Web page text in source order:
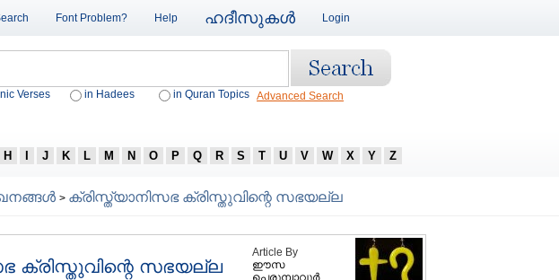
Font Problem? Help ഹദീസുകള്‍ Login
Verses in Hadees in Quran Topics Advanced Search
H J K L M N O P Q R S T U V W X Y Z
> ക്രിസ്ത്യാനിസഭ ക്രിസ്തുവിന്റെ സഭയല്ല
ക്രിസ്തുവിന്റെ സഭയല്ല
Article By
ഈസ
പെരുമ്പാവൂര്‍